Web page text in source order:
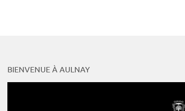
BIENVENUE À AULNAY